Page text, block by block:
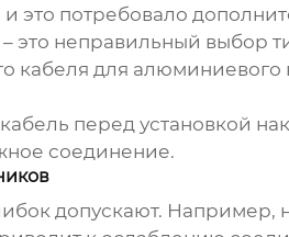
это потребовало
неправильный выбор
кабеля для
перед установкой
соединение.
допускают. Например,